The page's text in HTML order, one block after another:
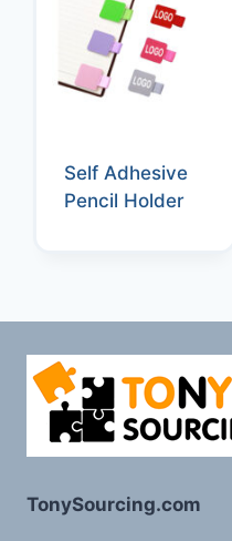
Self Adhesive
Pencil Holder
TonySourcing.com